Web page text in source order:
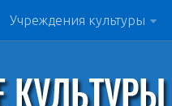
Учреждения культуры